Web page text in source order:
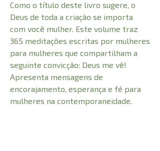
Como o título deste livro sugere, o
Deus de toda a criação se importa
com você mulher. Este volume traz
365 meditações escritas por mulheres
para mulheres que compartilham a
seguinte convicção: Deus me vê!
Apresenta mensagens de
encorajamento, esperança e fé para
mulheres na contemporaneidade.